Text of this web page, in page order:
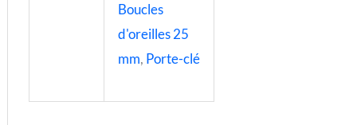
Boucles
d'oreilles 25
mm, Porte-clé